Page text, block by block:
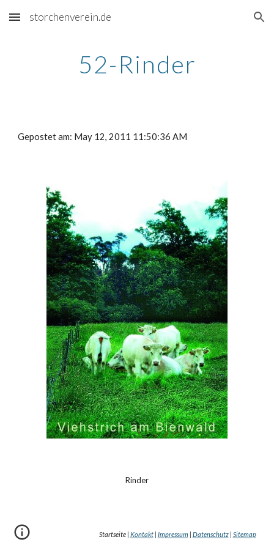
Skip to main content Skip to navigation
storchenverein.de
52-Rinder
Gepostet am: May 12, 2011 11:50:36 AM
Rinder
Startseite | Kontakt| Impressum | Datenschutz| Sitemap